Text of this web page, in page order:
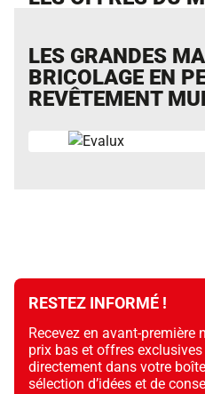
LES GRANDES
BRICOLAGE EN
REVÊTEMENT
RESTEZ INFORMÉ !
Recevez en avant-première
prix bas et offres
directement dans votre
sélection d’idées et de